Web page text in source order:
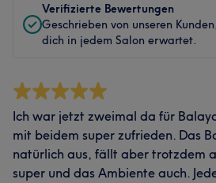
Verifizierte Bewertungen
Geschrieben von unseren
dich in jedem Salon erwartet.
Ich war jetzt zweimal da für
mit beidem super zufrieden. Das
natürlich aus, fällt aber trotzdem
super und das Ambiente auch.